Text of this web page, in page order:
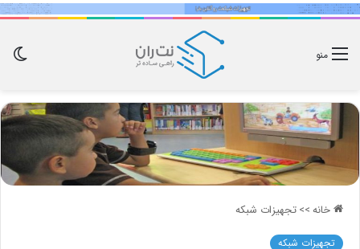
منو
خانه>>تجهیزات شبکه
تجهیزات شبکه